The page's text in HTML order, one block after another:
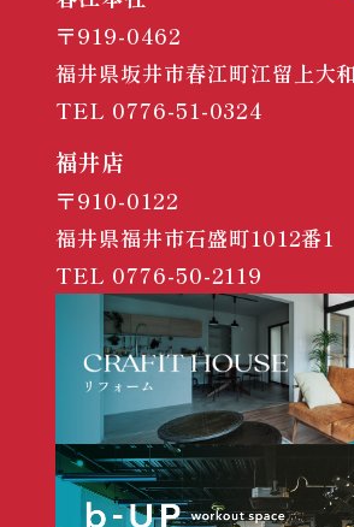
〒919-0462
福井県坂井市春江町江留上大
TEL 0776-51-0324
福井店
〒910-0122
福井県福井市石盛町1012番1
TEL 0776-50-2119